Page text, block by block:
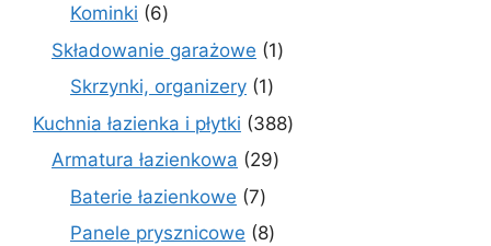
Kominki 66
produktów
Składowanie garażowe 11
Skrzynki, organizery 11
produkt
Kuchnia łazienka i płytki 388388
Armatura łazienkowa 2929
Baterie łazienkowe 77
produktów
Panele prysznicowe 88